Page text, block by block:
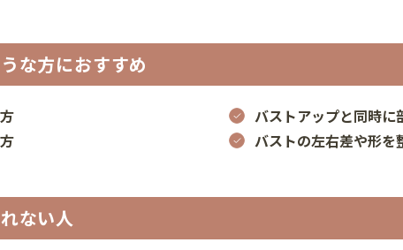
な方におすすめ
バストアップと同時に
バストの左右差や形を
ない人